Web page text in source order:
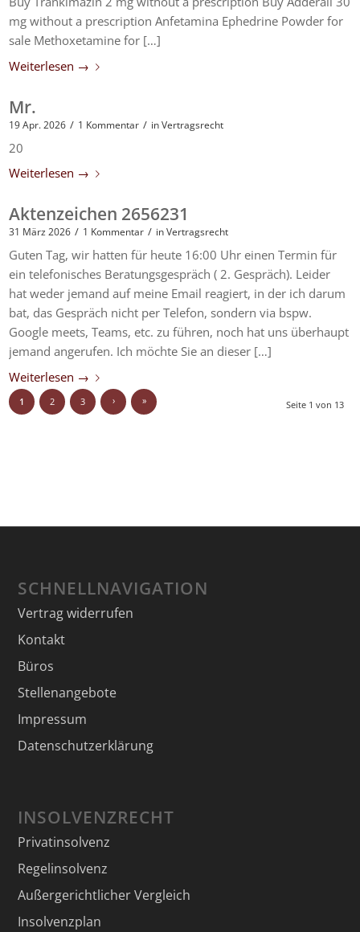
mg without a prescription Anfetamina Ephedrine Powder for
sale Methoxetamine for […]
Weiterlesen →
Mr.
19 Apr. 2026 / 1 Kommentar / inVertragsrecht
20
Weiterlesen →
Aktenzeichen 2656231
31 März 2026 / 1 Kommentar / inVertragsrecht
Guten Tag, wir hatten für heute 16:00 Uhr einen Termin für
ein telefonisches Beratungsgespräch ( 2. Gespräch). Leider
hat weder jemand auf meine Email reagiert, in der ich darum
bat, das Gespräch nicht per Telefon, sondern via bspw.
Google meets, Teams, etc. zu führen, noch hat uns überhaupt
jemand angerufen. Ich möchte Sie an dieser […]
Weiterlesen →
Seite 1 von 13
1 2 3 › »
SCHNELLNAVIGATION
Vertrag widerrufen
Kontakt
Büros
Stellenangebote
Impressum
Datenschutzerklärung
INSOLVENZRECHT
Privatinsolvenz
Regelinsolvenz
Außergerichtlicher Vergleich
Insolvenzplan